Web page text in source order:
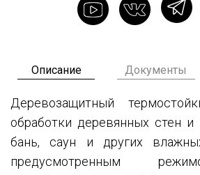
Описание Документы
Деревозащитный
обработки деревянных стен и
бань, саун и других
предусмотренным